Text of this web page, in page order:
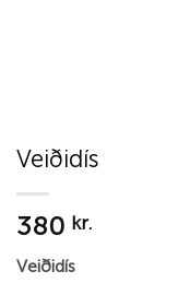
Veiðidís
380 kr.
Veiðidís